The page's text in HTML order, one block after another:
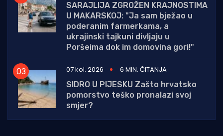
SARAJLIJA ZGROŽEN KRAJNOSTIMA
U MAKARSKOJ: "Ja sam bježao u
poderanim farmerkama, a
ukrajinski tajkuni divljaju u
Poršeima dok im domovina gori!"
07 kol. 2026
6 MIN. ČITANJA
SIDRO U PIJESKU Zašto hrvatsko
pomorstvo teško pronalazi svoj
smjer?